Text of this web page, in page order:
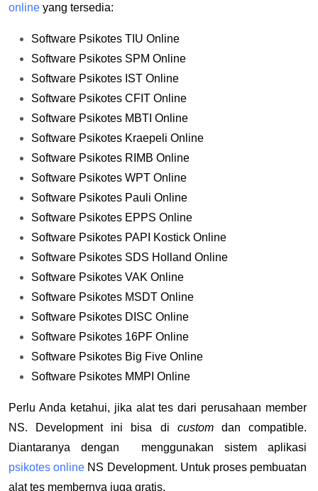
online yang tersedia:
Software Psikotes TIU Online
Software Psikotes SPM Online
Software Psikotes IST Online
Software Psikotes CFIT Online
Software Psikotes MBTI Online
Software Psikotes Kraepeli Online
Software Psikotes RIMB Online
Software Psikotes WPT Online
Software Psikotes Pauli Online
Software Psikotes EPPS Online
Software Psikotes PAPI Kostick Online
Software Psikotes SDS Holland Online
Software Psikotes VAK Online
Software Psikotes MSDT Online
Software Psikotes DISC Online
Software Psikotes 16PF Online
Software Psikotes Big Five Online
Software Psikotes MMPI Online
Perlu Anda ketahui, jika alat tes dari perusahaan member
NS. Development ini bisa di custom dan compatible.
Diantaranya dengan menggunakan sistem aplikasi
psikotes online NS Development. Untuk proses pembuatan
alat tes membernya juga gratis.